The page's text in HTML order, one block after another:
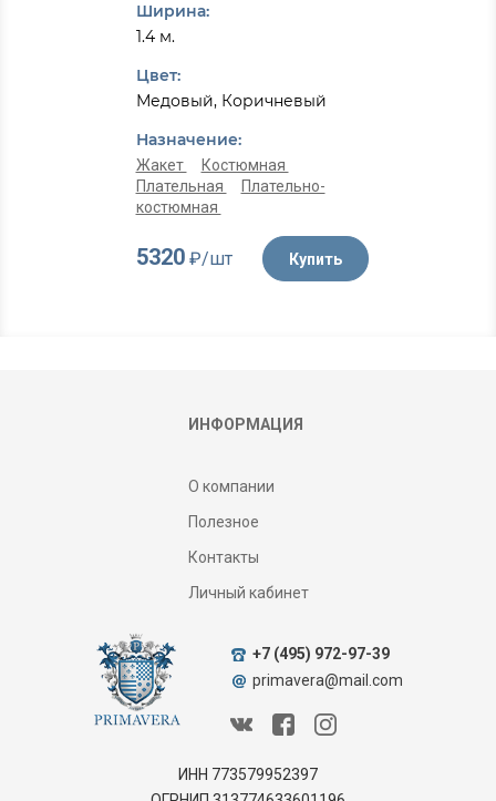
Ширина:
1.4 м.
Цвет:
Медовый, Коричневый
Назначение:
Жакет
Костюмная
Плательная
Плательно-
костюмная
5320₽/шт Купить
ИНФОРМАЦИЯ
О компании
Полезное
Контакты
Личный кабинет
ИНН 773579952397
+7 (495) 972-97-39
primavera@mail.com